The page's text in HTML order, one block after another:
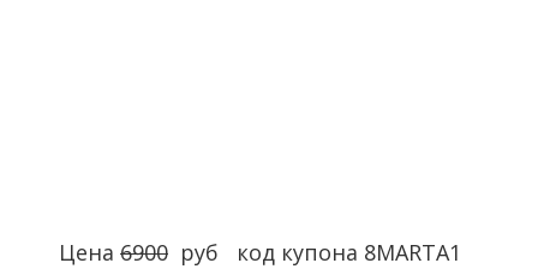
Цена 6900 руб код купона 8MARTA1